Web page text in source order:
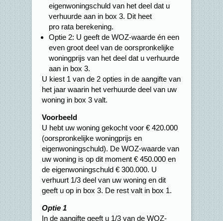
eigenwoningschuld van het deel dat u
verhuurde aan in box 3. Dit heet
pro rata berekening.
Optie 2: U geeft de WOZ-waarde én een
even groot deel van de oorspronkelijke
woningprijs van het deel dat u verhuurde
aan in box 3.
U kiest 1 van de 2 opties in de aangifte van
het jaar waarin het verhuurde deel van uw
woning in box 3 valt.
Voorbeeld
U hebt uw woning gekocht voor € 420.000
(oorspronkelijke woningprijs en
eigenwoningschuld). De WOZ-waarde van
uw woning is op dit moment € 450.000 en
de eigenwoningschuld € 300.000. U
verhuurt 1/3 deel van uw woning en dit
geeft u op in box 3. De rest valt in box 1.
Optie 1
In de aangifte geeft u 1/3 van de WOZ-